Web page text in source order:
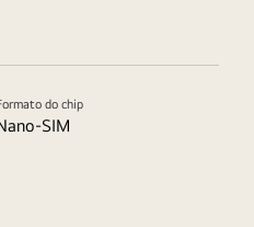
do chip
SIM